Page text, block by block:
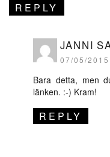
REPLY
JANNI
07/05/
Bara detta, men
länken. :-) Kram!
REPLY